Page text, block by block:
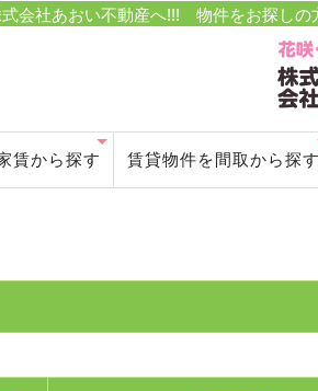
会社あおい不動産へ!!! 物件をお探しの
賃から探す 賃貸物件を間取から探す